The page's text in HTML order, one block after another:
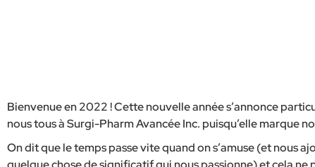
Bienvenue en 2022 ! Cette nouvelle année s’annonce
nous tous à Surgi-Pharm Avancée Inc. puisqu’elle marque
On dit que le temps passe vite quand on s’amuse (et nous